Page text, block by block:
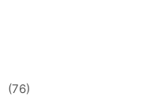
(76)